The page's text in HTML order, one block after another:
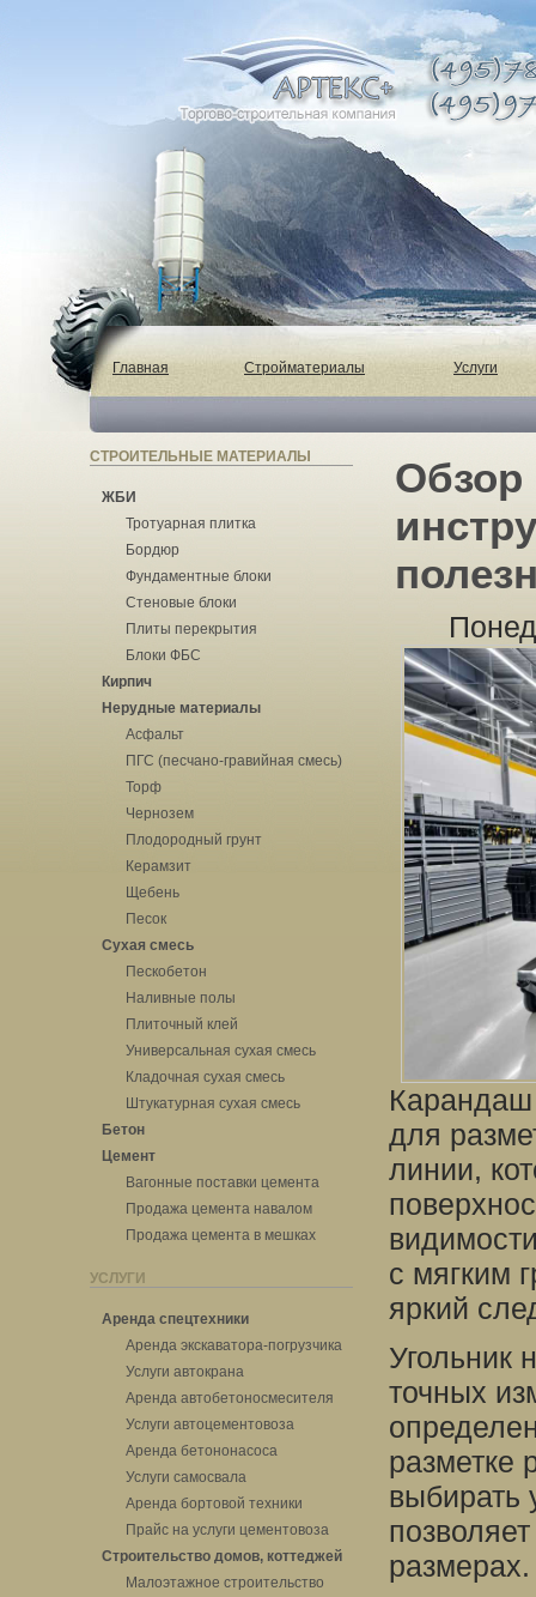
Главная Стройматериалы Услуги
СТРОИТЕЛЬНЫЕ МАТЕРИАЛЫ
ЖБИ
Тротуарная плитка
Бордюр
Фундаментные блоки
Стеновые блоки
Плиты перекрытия
Блоки ФБС
Кирпич
Нерудные материалы
Асфальт
ПГС (песчано-гравийная смесь)
Торф
Чернозем
Плодородный грунт
Керамзит
Щебень
Песок
Сухая смесь
Пескобетон
Наливные полы
Плиточный клей
Универсальная сухая смесь
Кладочная сухая смесь
Штукатурная сухая смесь
Бетон
Цемент
Вагонные поставки цемента
Продажа цемента навалом
Продажа цемента в мешках
УСЛУГИ
Аренда спецтехники
Аренда экскаватора-погрузчика
Услуги автокрана
Аренда автобетоносмесителя
Услуги автоцементовоза
Аренда бетононасоса
Услуги самосвала
Аренда бортовой техники
Прайс на услуги цементовоза
Строительство домов, коттеджей
Малоэтажное строительство
Обзор
для
линии,
с мягким
яркий
Угольник
точных
разметке
выбирать
размерах.